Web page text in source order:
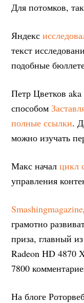
Для потомков,
Яндекс
текст
подобные
Петр Цветков
способом
полные ссылки.
можно изучать
Макс началцикл
управления
Smashingmagazine
грамотно
приза, главный
Radeon HD 4870
7800
На блоге